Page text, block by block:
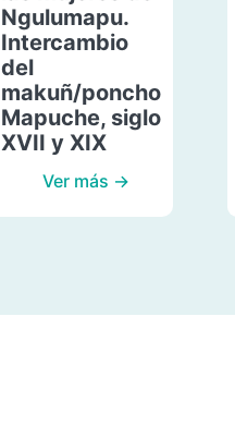
Ngulumapu.
Intercambio
del
makuñ/poncho
Mapuche, siglo
XVII y XIX
Ver más →